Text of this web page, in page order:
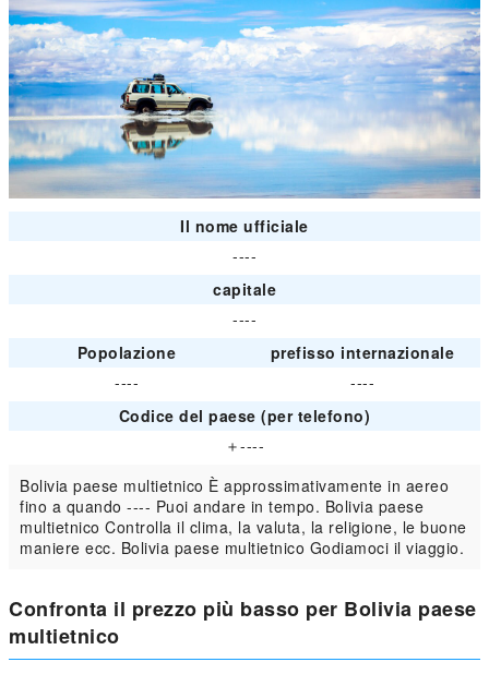
Il nome ufficiale
----
capitale
----
Popolazione
prefisso internazionale
----
----
Codice del paese (per telefono)
＋----
Bolivia paese multietnico È approssimativamente in aereo
fino a quando ---- Puoi andare in tempo. Bolivia paese
multietnico Controlla il clima, la valuta, la religione, le buone
maniere ecc. Bolivia paese multietnico Godiamoci il viaggio.
Confronta il prezzo più basso per Bolivia paese
multietnico